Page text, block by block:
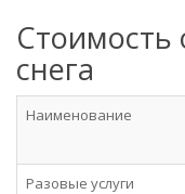
Стоимость
снега
Наименование
Разовые услуги